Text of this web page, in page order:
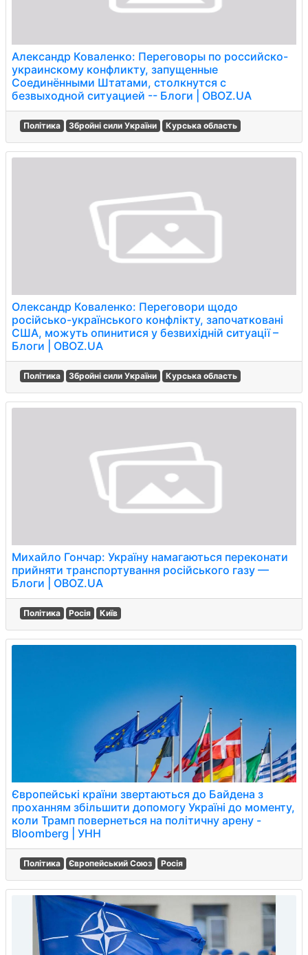
Александр Коваленко: Переговоры по российско-
украинскому конфликту, запущенные
Соединёнными Штатами, столкнутся с
безвыходной ситуацией -- Блоги | OBOZ.UA
Політика Збройні сили України Курська область
Олександр Коваленко: Переговори щодо
російсько-українського конфлікту, започатковані
США, можуть опинитися у безвихідній ситуації –
Блоги | OBOZ.UA
Політика Збройні сили України Курська область
Михайло Гончар: Україну намагаються переконати
прийняти транспортування російського газу —
Блоги | OBOZ.UA
Політика Росія Київ
Європейські країни звертаються до Байдена з
проханням збільшити допомогу Україні до моменту,
коли Трамп повернеться на політичну арену -
Bloomberg | УНН
Політика Європейський Союз Росія